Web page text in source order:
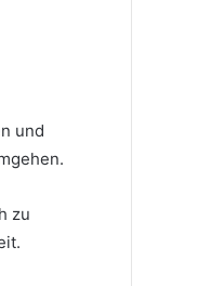
und
zu